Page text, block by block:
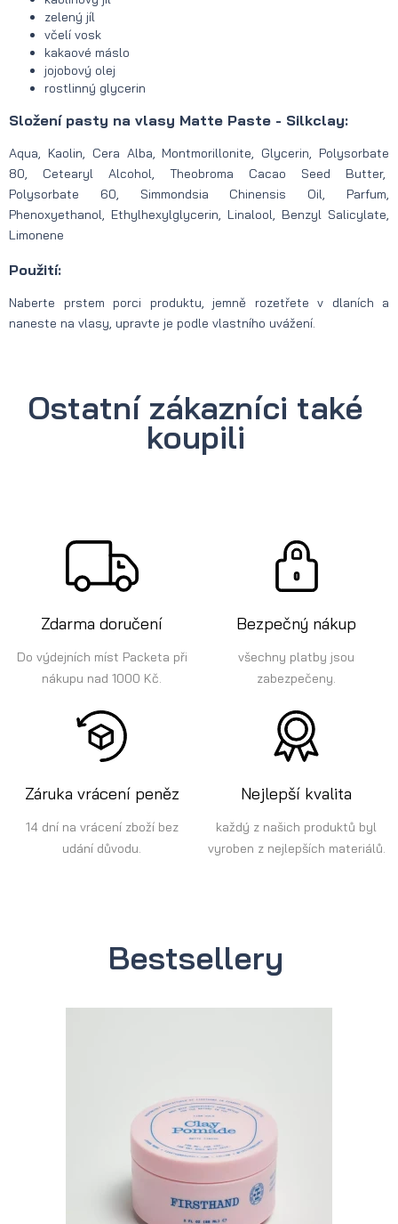
zelený jíl
včelí vosk
kakaové máslo
jojobový olej
rostlinný glycerin
Složení pasty na vlasy Matte Paste - Silkclay:
Aqua, Kaolin, Cera Alba, Montmorillonite, Glycerin, Polysorbate
80, Cetearyl Alcohol, Theobroma Cacao Seed Butter,
Polysorbate 60, Simmondsia Chinensis Oil, Parfum,
Phenoxyethanol, Ethylhexylglycerin, Linalool, Benzyl Salicylate,
Limonene
Použití:
Naberte prstem porci produktu, jemně rozetřete v dlaních a
naneste na vlasy, upravte je podle vlastního uvážení.
Ostatní zákazníci také
koupili
Zdarma doručení
Do výdejních míst Packeta při
nákupu nad 1000 Kč.
Bezpečný nákup
všechny platby jsou
zabezpečeny.
Záruka vrácení peněz
14 dní na vrácení zboží bez
udání důvodu.
Nejlepší kvalita
každý z našich produktů byl
vyroben z nejlepších materiálů.
Bestsellery